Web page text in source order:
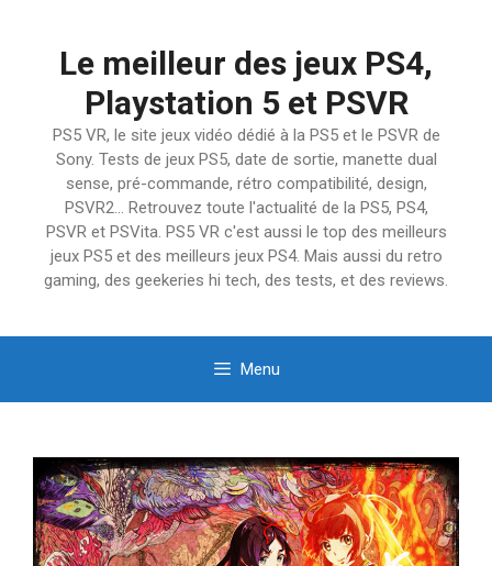
Le meilleur des jeux PS4,
Playstation 5 et PSVR
PS5 VR, le site jeux vidéo dédié à la PS5 et le PSVR de
Sony. Tests de jeux PS5, date de sortie, manette dual
sense, pré-commande, rétro compatibilité, design,
PSVR2… Retrouvez toute l'actualité de la PS5, PS4,
PSVR et PSVita. PS5 VR c'est aussi le top des meilleurs
jeux PS5 et des meilleurs jeux PS4. Mais aussi du retro
gaming, des geekeries hi tech, des tests, et des reviews.
Menu